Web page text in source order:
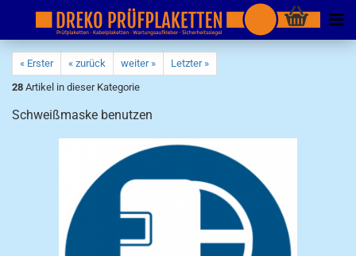
« Erster « zurück weiter »
Letzter »
28 Artikel in dieser Kategorie
Schweißmaske benutzen